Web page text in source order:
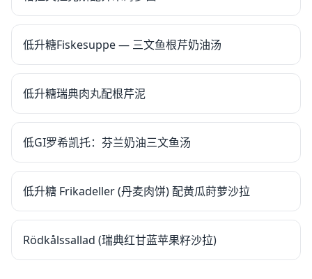
低升糖Fiskesuppe — 三文鱼根芹奶油汤
低升糖瑞典肉丸配根芹泥
低GI罗希凯托：芬兰奶油三文鱼汤
低升糖 Frikadeller (丹麦肉饼) 配黄瓜莳萝沙拉
Rödkålssallad (瑞典红甘蓝苹果籽沙拉)